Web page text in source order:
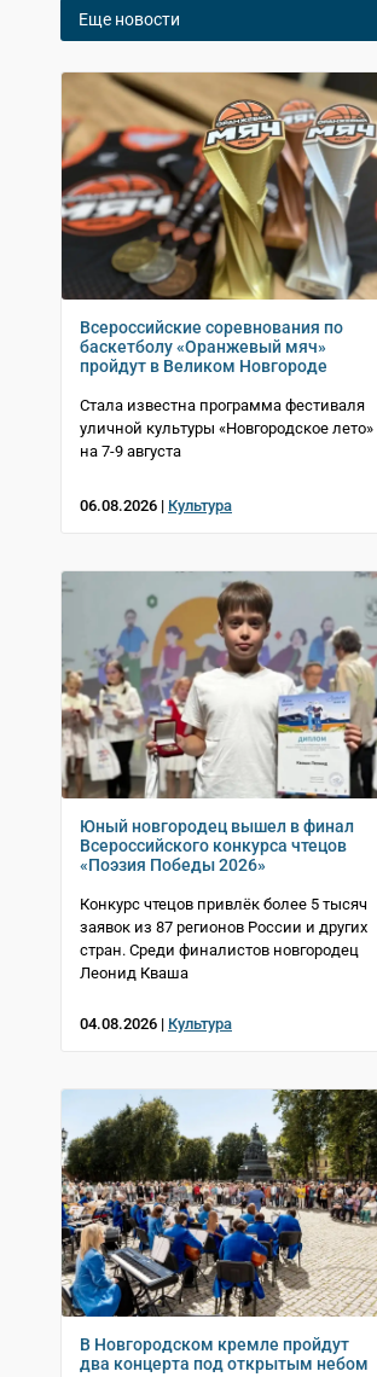
Еще новости
Всероссийские соревнования по
баскетболу «Оранжевый мяч»
пройдут в Великом Новгороде
Стала известна программа фестиваля
уличной культуры «Новгородское лето»
на 7-9 августа
06.08.2026 | Культура
Юный новгородец вышел в финал
Всероссийского конкурса чтецов
«Поэзия Победы 2026»
Конкурс чтецов привлёк более 5 тысяч
заявок из 87 регионов России и других
стран. Среди финалистов новгородец
Леонид Кваша
04.08.2026 | Культура
В Новгородском кремле пройдут
два концерта под открытым небом